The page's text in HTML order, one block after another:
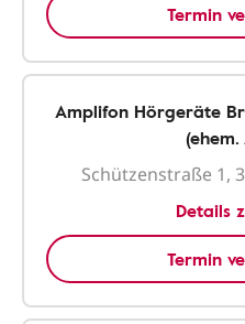
Termin
Amplifon Hörgeräte
Schützenstraße 1,
Details
Termin